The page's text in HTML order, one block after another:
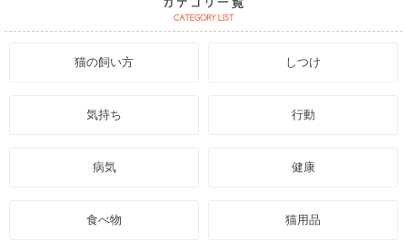
猫の飼い方 しつけ
気持ち 行動
病気 健康
食べ物 猫用品